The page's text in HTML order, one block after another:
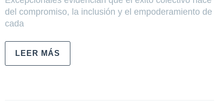
del compromiso, la inclusión y el empoderamiento de
cada
LEER MÁS